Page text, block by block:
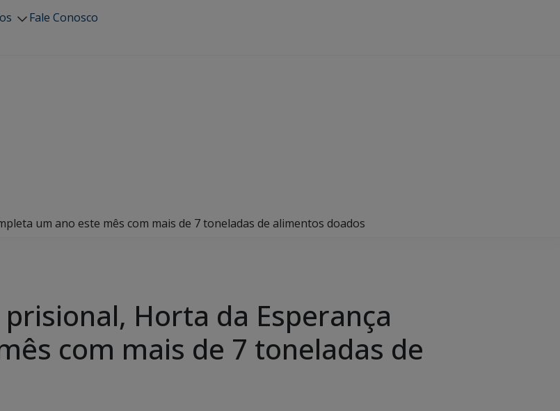
Fale Conosco
um ano este mês com mais de 7 toneladas de alimentos doados
Horta da Esperança
com mais de 7 toneladas de